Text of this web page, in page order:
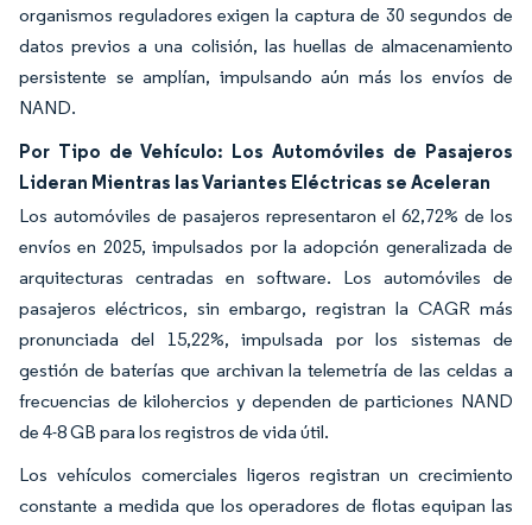
organismos reguladores exigen la captura de 30 segundos de
datos previos a una colisión, las huellas de almacenamiento
persistente se amplían, impulsando aún más los envíos de
NAND.
Por Tipo de Vehículo: Los Automóviles de Pasajeros
Lideran Mientras las Variantes Eléctricas se Aceleran
Los automóviles de pasajeros representaron el 62,72% de los
envíos en 2025, impulsados por la adopción generalizada de
arquitecturas centradas en software. Los automóviles de
pasajeros eléctricos, sin embargo, registran la CAGR más
pronunciada del 15,22%, impulsada por los sistemas de
gestión de baterías que archivan la telemetría de las celdas a
frecuencias de kilohercios y dependen de particiones NAND
de 4-8 GB para los registros de vida útil.
Los vehículos comerciales ligeros registran un crecimiento
constante a medida que los operadores de flotas equipan las